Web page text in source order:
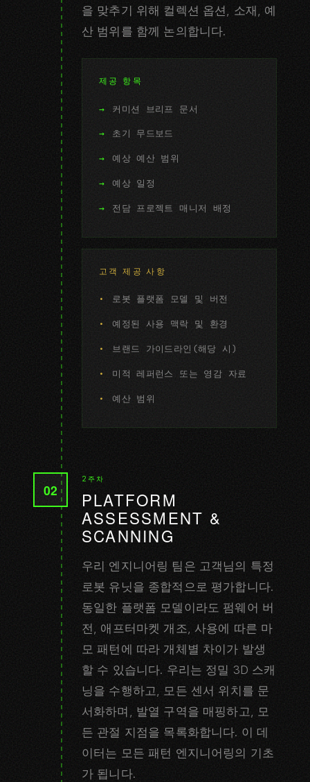
을 맞추기 위해 컬렉션 옵션, 소재, 예
산 범위를 함께 논의합니다.
제공 항목
커미션 브리프 문서
초기 무드보드
예상 예산 범위
예상 일정
전담 프로젝트 매니저 배정
고객 제공 사항
로봇 플랫폼 모델 및 버전
예정된 사용 맥락 및 환경
브랜드 가이드라인(해당 시)
미적 레퍼런스 또는 영감 자료
예산 범위
02
2주차
PLATFORM
ASSESSMENT &
SCANNING
우리 엔지니어링 팀은 고객님의 특정
로봇 유닛을 종합적으로 평가합니다.
동일한 플랫폼 모델이라도 펌웨어 버
전, 애프터마켓 개조, 사용에 따른 마
모 패턴에 따라 개체별 차이가 발생
할 수 있습니다. 우리는 정밀 3D 스캐
닝을 수행하고, 모든 센서 위치를 문
서화하며, 발열 구역을 매핑하고, 모
든 관절 지점을 목록화합니다. 이 데
이터는 모든 패턴 엔지니어링의 기초
가 됩니다.